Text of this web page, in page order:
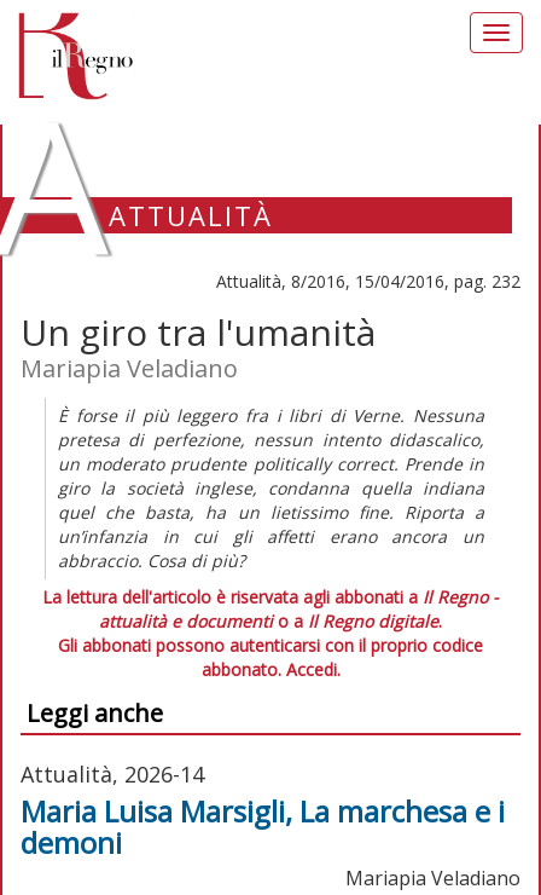
ATTUALITÀ
Attualità, 8/2016, 15/04/2016, pag. 232
Un giro tra l'umanità
Mariapia Veladiano
È forse il più leggero fra i libri di Verne. Nessuna
pretesa di perfezione, nessun intento didascalico,
un moderato prudente politically correct. Prende in
giro la società inglese, condanna quella indiana
quel che basta, ha un lietissimo fine. Riporta a
un’infanzia in cui gli affetti erano ancora un
abbraccio. Cosa di più?
La lettura dell'articolo è riservata agli abbonati a Il Regno -
attualità e documentio a Il Regno digitale.
Gli abbonati possono autenticarsi con il proprio codice
abbonato. Accedi.
Leggi anche
Attualità, 2026-14
Maria Luisa Marsigli, La marchesa e i
demoni
Mariapia Veladiano